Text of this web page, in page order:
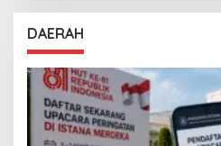
DAERAH